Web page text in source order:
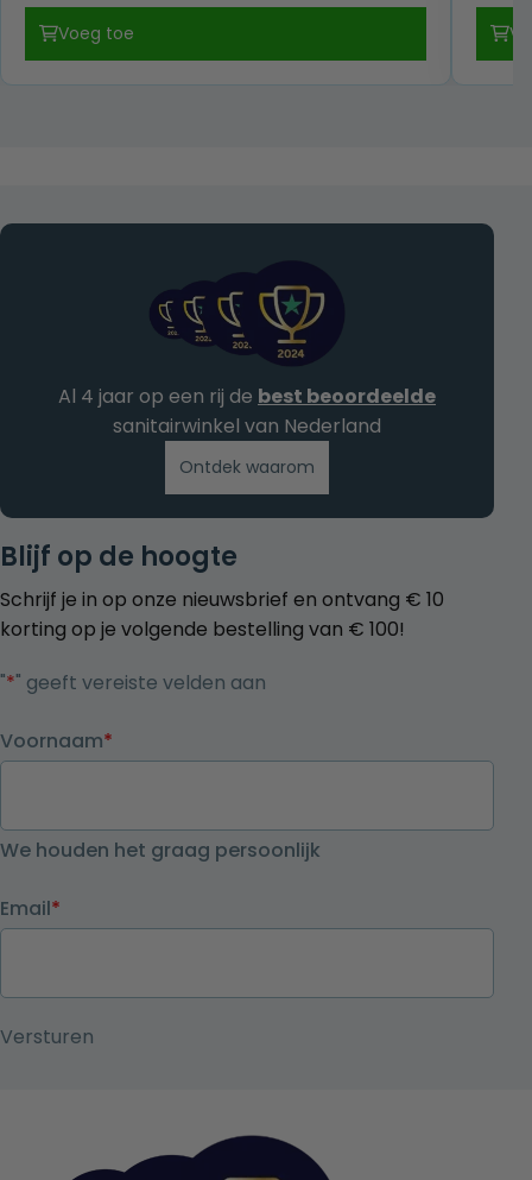
€ 439,00.€ 339,00.
Voeg toe
Blijf op de hoogte
Schrijf je in op onze nieuwsbrief en ontvang € 10
korting op je volgende bestelling van € 100!
"*" geeft vereiste velden aan
Voornaam*
We houden het graag persoonlijk
Email*
Al 4 jaar op een rij de best beoordeelde
sanitairwinkel van Nederland
Ontdek waarom